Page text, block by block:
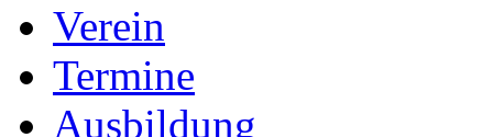
Verein
Termine
Ausbildung